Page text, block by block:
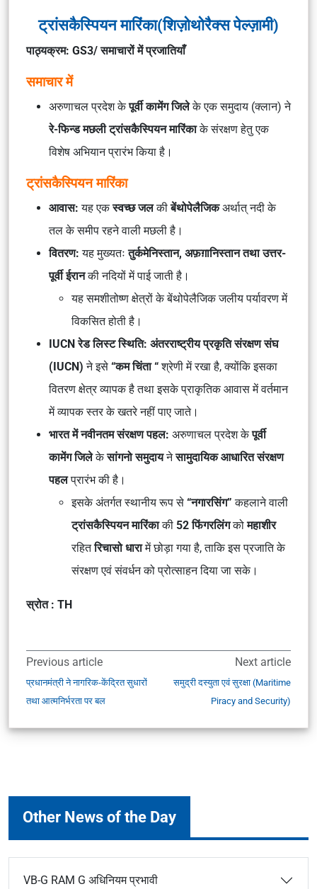
ट्रांसकैस्पियन मारिंका(शिज़ोथोरैक्स पेल्ज़ामी)
पाठ्यक्रम: GS3/ समाचारों में प्रजातियाँ
समाचार में
अरुणाचल प्रदेश केपूर्वी कामेंग जिलेके एक समुदाय (क्लान) ने
रे-फिन्ड मछली ट्रांसकैस्पियन मारिंकाके संरक्षण हेतु एक
विशेष अभियान प्रारंभ किया है।
ट्रांसकैस्पियन मारिंका
आवास:यह एकस्वच्छ जलकीबेंथोपेलैजिकअर्थात् नदी के
तल के समीप रहने वाली मछली है।
वितरण:यह मुख्यतःतुर्कमेनिस्तान, अफ़ग़ानिस्तान तथा उत्तर-
पूर्वी ईरानकी नदियों में पाई जाती है।
यह समशीतोष्ण क्षेत्रों के बेंथोपेलैजिक जलीय पर्यावरण में
विकसित होती है।
IUCN रेड लिस्ट स्थिति: अंतरराष्ट्रीय प्रकृति संरक्षण संघ
(IUCN) ने इसे “कम चिंता “श्रेणी में रखा है, क्योंकि इसका
वितरण क्षेत्र व्यापक है तथा इसके प्राकृतिक आवास में वर्तमान
में व्यापक स्तर के खतरे नहीं पाए जाते।
भारत में नवीनतम संरक्षण पहल: अरुणाचल प्रदेश केपूर्वी
कामेंग जिलेकेसांगनो समुदायनेसामुदायिक आधारित संरक्षण
पहलप्रारंभ की है।
इसके अंतर्गत स्थानीय रूप से “नगारसिंग” कहलाने वाली
ट्रांसकैस्पियन मारिंकाकी 52 फिंगरलिंगकोमहाशीर
रहितरिचासो धारामें छोड़ा गया है, ताकि इस प्रजाति के
संरक्षण एवं संवर्धन को प्रोत्साहन दिया जा सके।
स्रोत : TH
Previous article
प्रधानमंत्री ने नागरिक-केंद्रित सुधारों
तथा आत्मनिर्भरता पर बल
Next article
समुद्री दस्युता एवं सुरक्षा (Maritime
Piracy and Security)
Other News of the Day
VB-G RAM G अधिनियम प्रभावी